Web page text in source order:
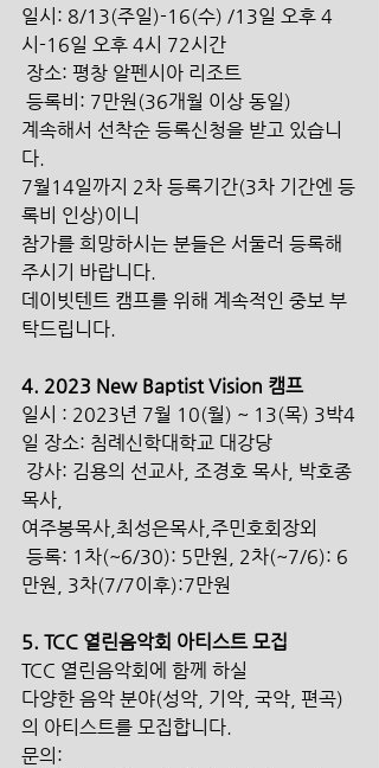
일시: 8/13(주일)-16(수) /13일 오후 4
시-16일 오후 4시 72시간
장소: 평창 알펜시아 리조트
등록비: 7만원(36개월 이상 동일)
계속해서 선착순 등록신청을 받고 있습니
다.
7월14일까지 2차 등록기간(3차 기간엔 등
록비 인상)이니
참가를 희망하시는 분들은 서둘러 등록해
주시기 바랍니다.
데이빗텐트 캠프를 위해 계속적인 중보 부
탁드립니다.
4. 2023 New Baptist Vision 캠프
일시 : 2023년 7월 10(월) ~ 13(목) 3박4
일 장소: 침례신학대학교 대강당
목사,
여주봉목사,최성은목사,주민호회장외
만원, 3차(7/7이후):7만원
5. TCC 열린음악회 아티스트 모집
TCC 열린음악회에 함께 하실
다양한 음악 분야(성악, 기악, 국악, 편곡)
의 아티스트를 모집합니다.
문의: